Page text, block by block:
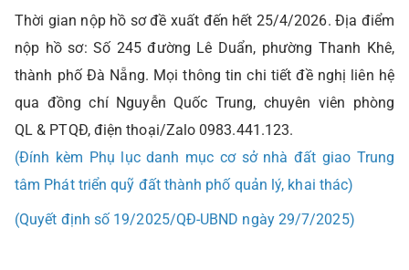
Thời gian nộp hồ sơ đề xuất đến hết 25/4/2026. Địa điểm
nộp hồ sơ: Số 245 đường Lê Duẩn, phường Thanh Khê,
thành phố Đà Nẵng. Mọi thông tin chi tiết đề nghị liên hệ
qua đồng chí Nguyễn Quốc Trung, chuyên viên phòng
QL & PTQĐ, điện thoại/Zalo 0983.441.123.
(Đính kèm Phụ lục danh mục cơ sở nhà đất giao Trung
tâm Phát triển quỹ đất thành phố quản lý, khai thác)
(Quyết định số 19/2025/QĐ-UBND ngày 29/7/2025)